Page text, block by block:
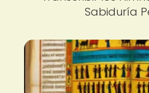
Sabiduría